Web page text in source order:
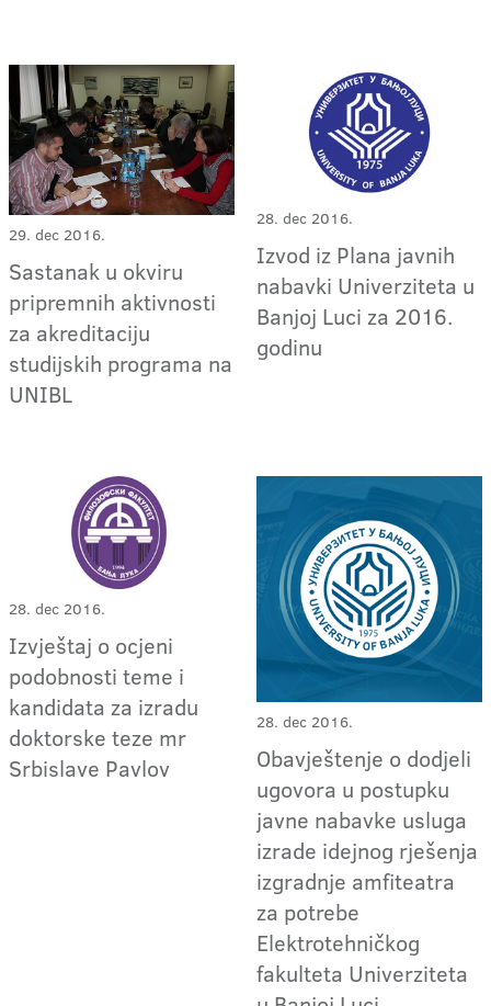
29. dec 2016.
Sastanak u okviru
pripremnih aktivnosti
za akreditaciju
studijskih programa na
UNIBL
28. dec 2016.
Izvod iz Plana javnih
nabavki Univerziteta u
Banjoj Luci za 2016.
godinu
28. dec 2016.
Izvještaj o ocjeni
podobnosti teme i
kandidata za izradu
doktorske teze mr
Srbislave Pavlov
28. dec 2016.
Obavještenje o dodjeli
ugovora u postupku
javne nabavke usluga
izrade idejnog rješenja
izgradnje amfiteatra
za potrebe
Elektrotehničkog
fakulteta Univerziteta